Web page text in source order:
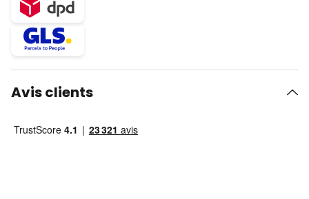
Avis clients